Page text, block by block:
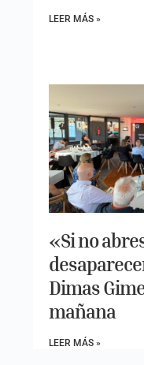
LEER MÁS »
«Si no
Dimas
mañana
LEER MÁS »